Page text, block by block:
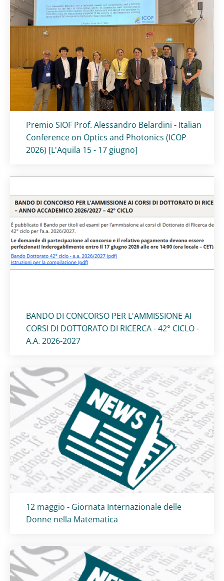
Titolo card:
Premio SIOF Prof. Alessandro Belardini - Italian
Conference on Optics and Photonics (ICOP
2026) [L'Aquila 15 - 17 giugno]
Titolo card:
BANDO DI CONCORSO PER L'AMMISSIONE AI
CORSI DI DOTTORATO DI RICERCA - 42° CICLO -
A.A. 2026-2027
Titolo card:
12 maggio - Giornata Internazionale delle
Donne nella Matematica